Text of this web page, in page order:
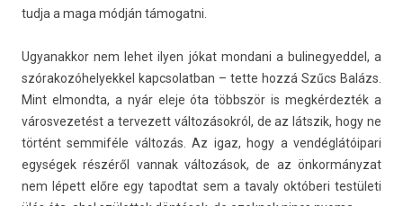
tudja a maga módján támogat­ni.
Ugyanak­kor nem lehet ilyen jókat mon­dani a bulinegyed­del, a
szórakozóhelyek­kel kapcsolat­ban – tette hozzá Szűcs Balázs.
Mint el­mondta, a nyár eleje óta többször is megkérdezték a
város­vezetést a ter­vezett változásokról, de az látszik, hogy ne
történt sem­miféle változás. Az igaz, hogy a vendéglátóipari
egységek részéről van­nak változások, de az önkormányzat
nem lépett előre egy tapod­tat sem a tava­ly októberi testületi